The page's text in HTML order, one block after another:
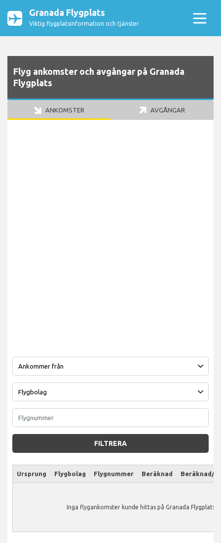
Granada Flygplats
Viktig flygplatsinformation och tjänster
Flyg ankomster och avgångar på Granada
Flygplats
ANKOMSTER AVGÅNGAR
FILTRERA
Ursprung Flygbolag Flygnummer Beräknad Beräknad/
Inga flygankomster kunde hittas på Granada Flygplats.